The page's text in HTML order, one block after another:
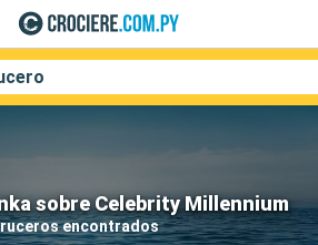
sobre Celebrity Millennium
encontrados